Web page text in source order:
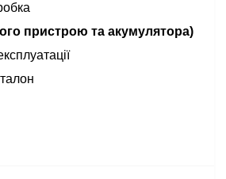
пристрою та акумулятора)